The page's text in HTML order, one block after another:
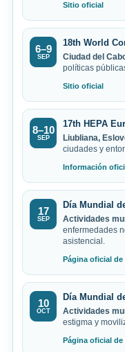
Sitio oficial
6–9
SEP
18th World
Ciudad del
políticas
Sitio oficial
8–10
SEP
17th HEPA
Liubliana,
ciudades y
Información
17
SEP
Día Mundial
Actividades
enfermedades
asistencial.
Página oficial de
10
OCT
Día Mundial
Actividades
estigma y
Página oficial de